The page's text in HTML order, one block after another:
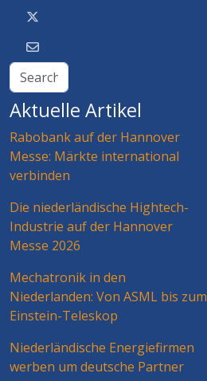
Aktuelle Artikel
Rabobank auf der Hannover
Messe: Märkte international
verbinden
Die niederländische Hightech-
Industrie auf der Hannover
Messe 2026
Mechatronik in den
Niederlanden: Von ASML bis zum
Einstein-Teleskop
Niederländische Energiefirmen
werben um deutsche Partner